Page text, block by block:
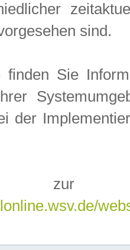
sind.
finden Sie
der
zur